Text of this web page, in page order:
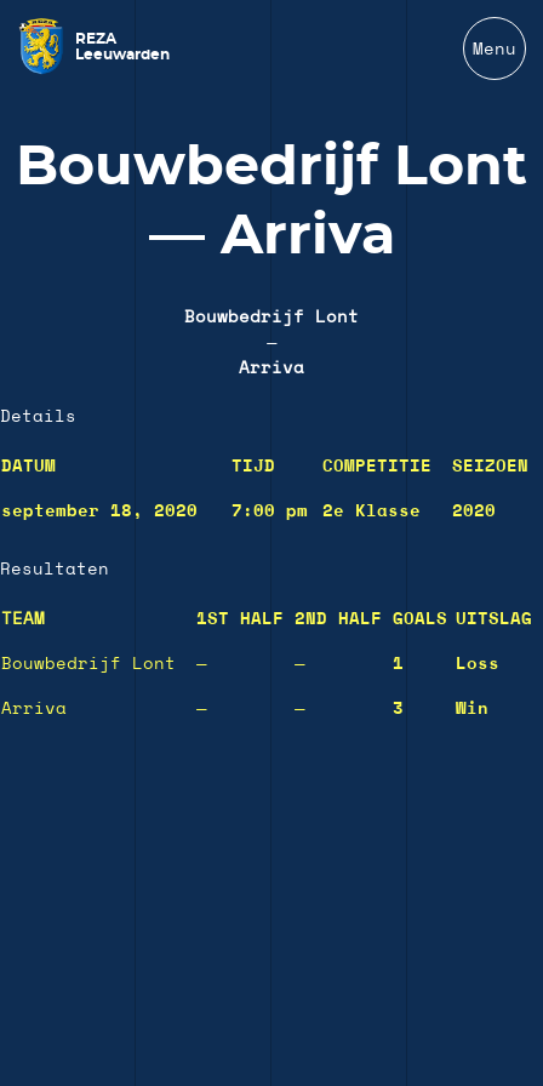
REZA
Leeuwarden
Menu
Bouwbedrijf Lont
— Arriva
Bouwbedrijf Lont
—
Arriva
Details
DATUM TIJD COMPETITIE SEIZOEN
september 18, 2020 7:00 pm 2e Klasse 2020
Resultaten
TEAM 1ST HALF 2ND HALF GOALS UITSLAG
Bouwbedrijf Lont — — 1 Loss
Arriva — — 3 Win